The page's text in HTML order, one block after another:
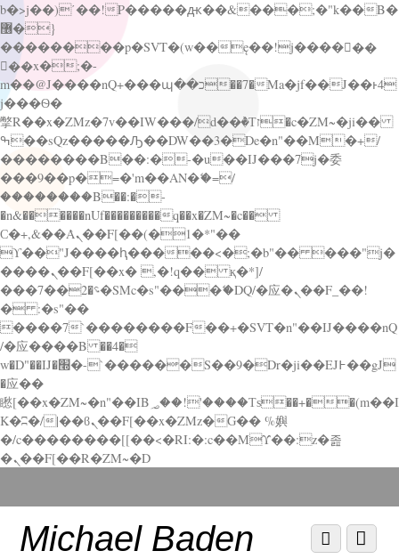
b�>j��)΄��!P�����ԫ��&���;�"k��B�
޶�}
��������p�SVT�(w��ę��!j������
��x�;�-
m��@J����nQ+���պ��כ��7�Ma�jf��J��ͱ4
j���Ѳ�
撆R��x�ZMz�7v��IW���/d��ٞ�Тז�c�ZM~�ji��
ߒ��sQz�����Ԡ��DW��3�De�n"��M�+/
��������B��:�-�u��IJ���7j�委
���9��p�=�'m��AN�ޭ�=/
��������B��:�-
�n&������nUf���������q��x�ZM~�c��
Ϲ�+,&��Ὰܢ��F[��(�1�*"��
ϒ��"J����ԧ�����<�;�b"�� ���"j�
����ܢ��F[��x� ,�!q�� қ�*]/
���؝�2��7�SMc�s"���ޭ�DQ/�应�ܢ��F_��!
� :�s"��
����7`��������F��+�SVT�n"��IJ����nQ
/�应����B ��4�
w�D"��IJ�׭�-`������S��9�Dr�ji��EJ߅��gJ
�应��
矁[��x�ZM~�n"��IB؃��!'����Тѕ��+��(m��I
K�ʭ�/|��ϐܢ��F[��x�ZMz�G�� %嬩
�/c��������[[��<�RI:�:c��MΎ��:z�졾
�ܢ��F[��R�ZM~�D
down
contentMichael Baden Menu
Scroll
down